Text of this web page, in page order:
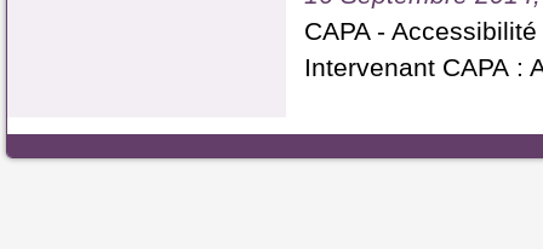
CAPA -
Intervenant CAPA :